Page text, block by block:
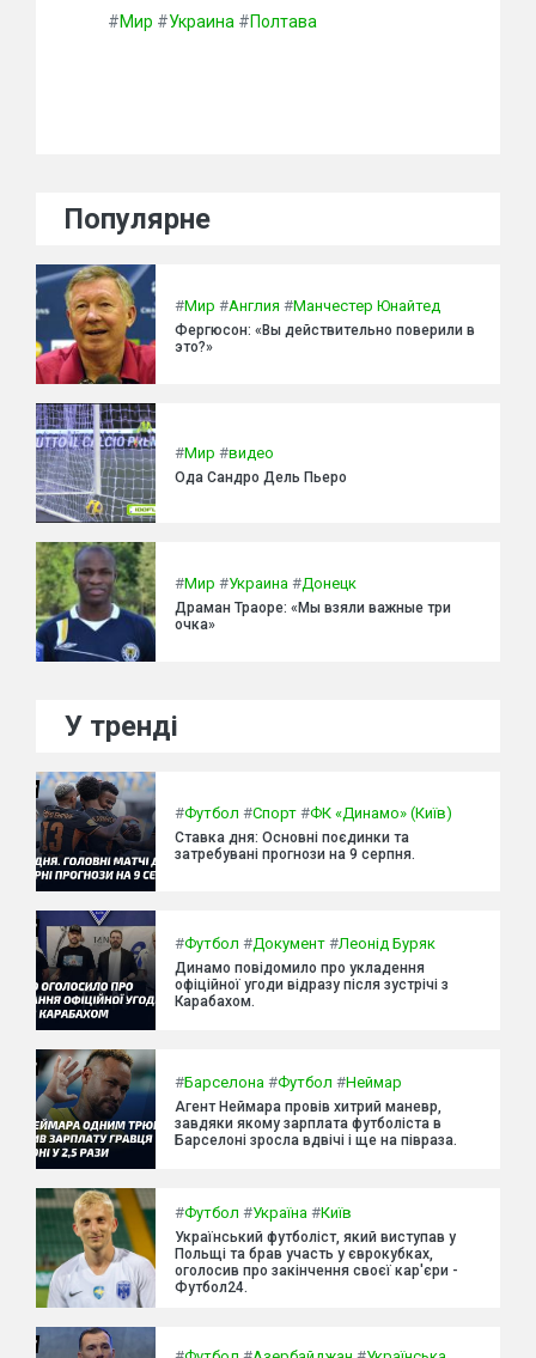
#Мир #Украина #Полтава
Популярне
#Мир #Англия #Манчестер Юнайтед
Фергюсон: «Вы действительно поверили в
это?»
#Мир #видео
Ода Сандро Дель Пьеро
#Мир #Украина #Донецк
Драман Траоре: «Мы взяли важные три
очка»
У тренді
#Футбол #Спорт #ФК «Динамо» (Київ)
Ставка дня: Основні поєдинки та
затребувані прогнози на 9 серпня.
#Футбол #Документ #Леонід Буряк
Динамо повідомило про укладення
офіційної угоди відразу після зустрічі з
Карабахом.
#Барселона #Футбол #Неймар
Агент Неймара провів хитрий маневр,
завдяки якому зарплата футболіста в
Барселоні зросла вдвічі і ще на півраза.
#Футбол #Україна #Київ
Український футболіст, який виступав у
Польщі та брав участь у єврокубках,
оголосив про закінчення своєї кар'єри -
Футбол24.